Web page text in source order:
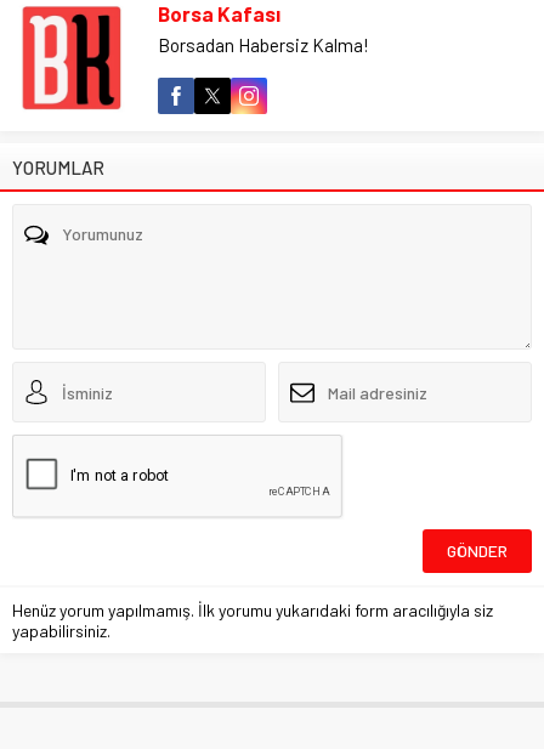
Borsa Kafası
Borsadan Habersiz Kalma!
YORUMLAR
Henüz yorum yapılmamış. İlk yorumu yukarıdaki form aracılığıyla siz
yapabilirsiniz.